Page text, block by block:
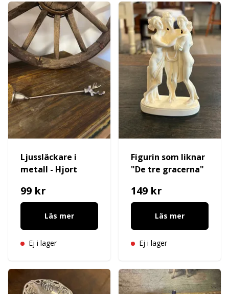
Ljussläckare i
metall - Hjort
99 kr
Läs mer
Ej i lager
Figurin som liknar
"De tre gracerna"
149 kr
Läs mer
Ej i lager